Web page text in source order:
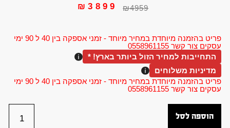
פריט בהזמנה מיוחדת במחיר מיוחד - זמני אספקה בין 40 ל 90 ימי
עסקים צור קשר 0558961155
₪4959
₪3899
התחייבות למחיר הזול ביותר בארץ! *
מדיניות משלוחים
פריט בהזמנה מיוחדת במחיר מיוחד - זמני אספקה בין 40 ל 90 ימי
עסקים צור קשר 0558961155
הוספה לסל